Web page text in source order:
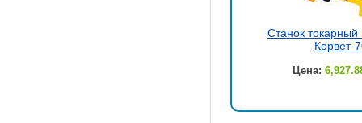
Станок токарный
Корвет-
Цена: